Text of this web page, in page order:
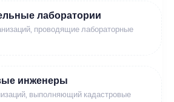
лаборатории
проводящие лабораторные
инженеры
выполняющий кадастровые